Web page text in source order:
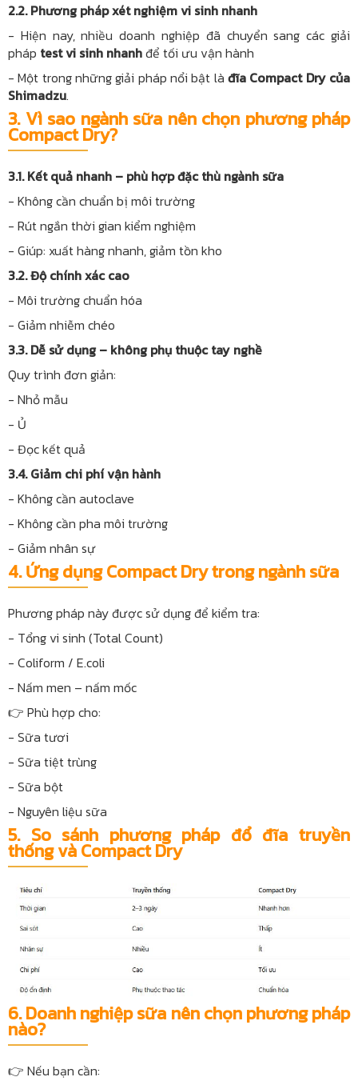
2.2. Phương pháp xét nghiệm vi sinh nhanh
- Hiện nay, nhiều doanh nghiệp đã chuyển sang các giải
pháp test vi sinh nhanhđể tối ưu vận hành
- Một trong những giải pháp nổi bật là đĩa Compact Dry của
Shimadzu.
3. Vì sao ngành sữa nên chọn phương pháp
Compact Dry?
3.1. Kết quả nhanh – phù hợp đặc thù ngành sữa
- Không cần chuẩn bị môi trường
- Rút ngắn thời gian kiểm nghiệm
- Giúp: xuất hàng nhanh, giảm tồn kho
3.2. Độ chính xác cao
- Môi trường chuẩn hóa
- Giảm nhiễm chéo
3.3. Dễ sử dụng – không phụ thuộc tay nghề
Quy trình đơn giản:
- Nhỏ mẫu
- Ủ
- Đọc kết quả
3.4. Giảm chi phí vận hành
- Không cần autoclave
- Không cần pha môi trường
- Giảm nhân sự
4. Ứng dụng Compact Dry trong ngành sữa
Phương pháp này được sử dụng để kiểm tra:
- Tổng vi sinh (Total Count)
- Coliform / E.coli
- Nấm men – nấm mốc
👉 Phù hợp cho:
- Sữa tươi
- Sữa tiệt trùng
- Sữa bột
- Nguyên liệu sữa
5. So sánh phương pháp đổ đĩa truyền
thống và Compact Dry
6. Doanh nghiệp sữa nên chọn phương pháp
nào?
👉 Nếu bạn cần: